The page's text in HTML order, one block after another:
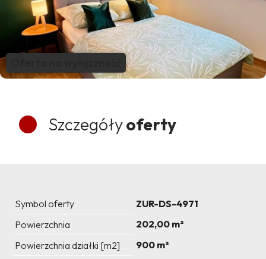
Szczegółyoferty
Symbol oferty
ZUR-DS-4971
Powierzchnia
202,00 m²
Powierzchnia działki [m2]
900 m²